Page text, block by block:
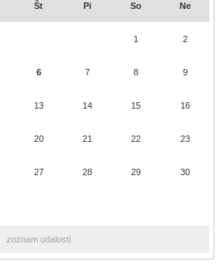
Št Pi So Ne
1 2
6 7 8 9
13 14 15 16
20 21 22 23
27 28 29 30
zoznam udalostí